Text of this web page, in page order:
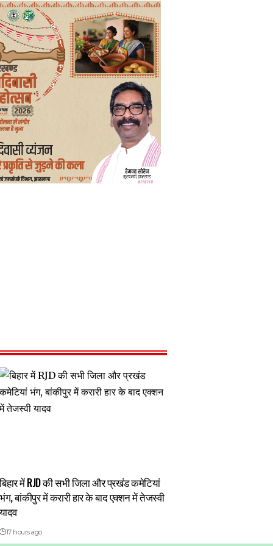
बिहार में RJD की सभी जिला और प्रखंड कमेटियां
भंग, बांकीपुर में करारी हार के बाद एक्शन में तेजस्वी
यादव
17 hours ago